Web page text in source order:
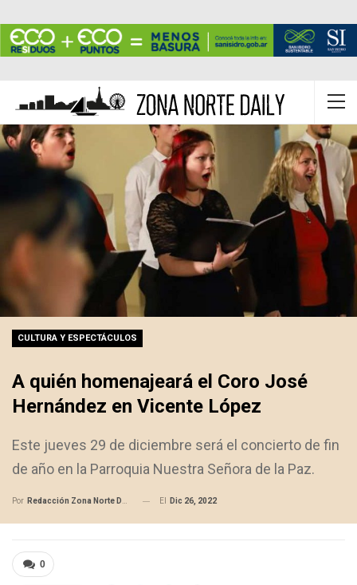
CULTURA Y ESPECTÁCULOS
A quién homenajeará el Coro José
Hernández en Vicente López
Este jueves 29 de diciembre será el concierto de fin
de año en la Parroquia Nuestra Señora de la Paz.
Por Redacción Zona Norte Daily El Dic 26, 2022
0